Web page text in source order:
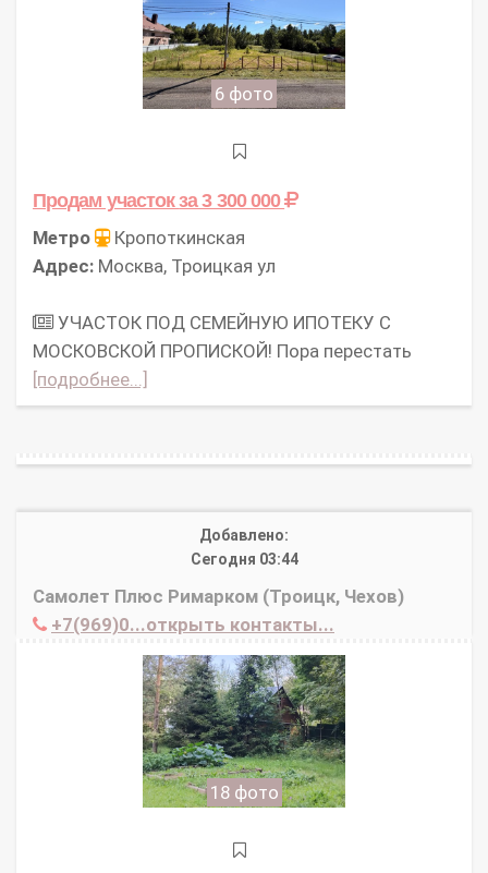
6 фото
Продам участокза 3 300 000
Метро
Кропоткинская
Адрес: Москва, Троицкая ул
УЧАСТОК ПОД СЕМЕЙНУЮ ИПОТЕКУ С
МОСКОВСКОЙ ПРОПИСКОЙ! Пора перестать
[подробнее...]
Добавлено:
Сегодня 03:44
Самолет Плюс Римарком (Троицк, Чехов)
+7(969)0...открыть контакты...
18 фото